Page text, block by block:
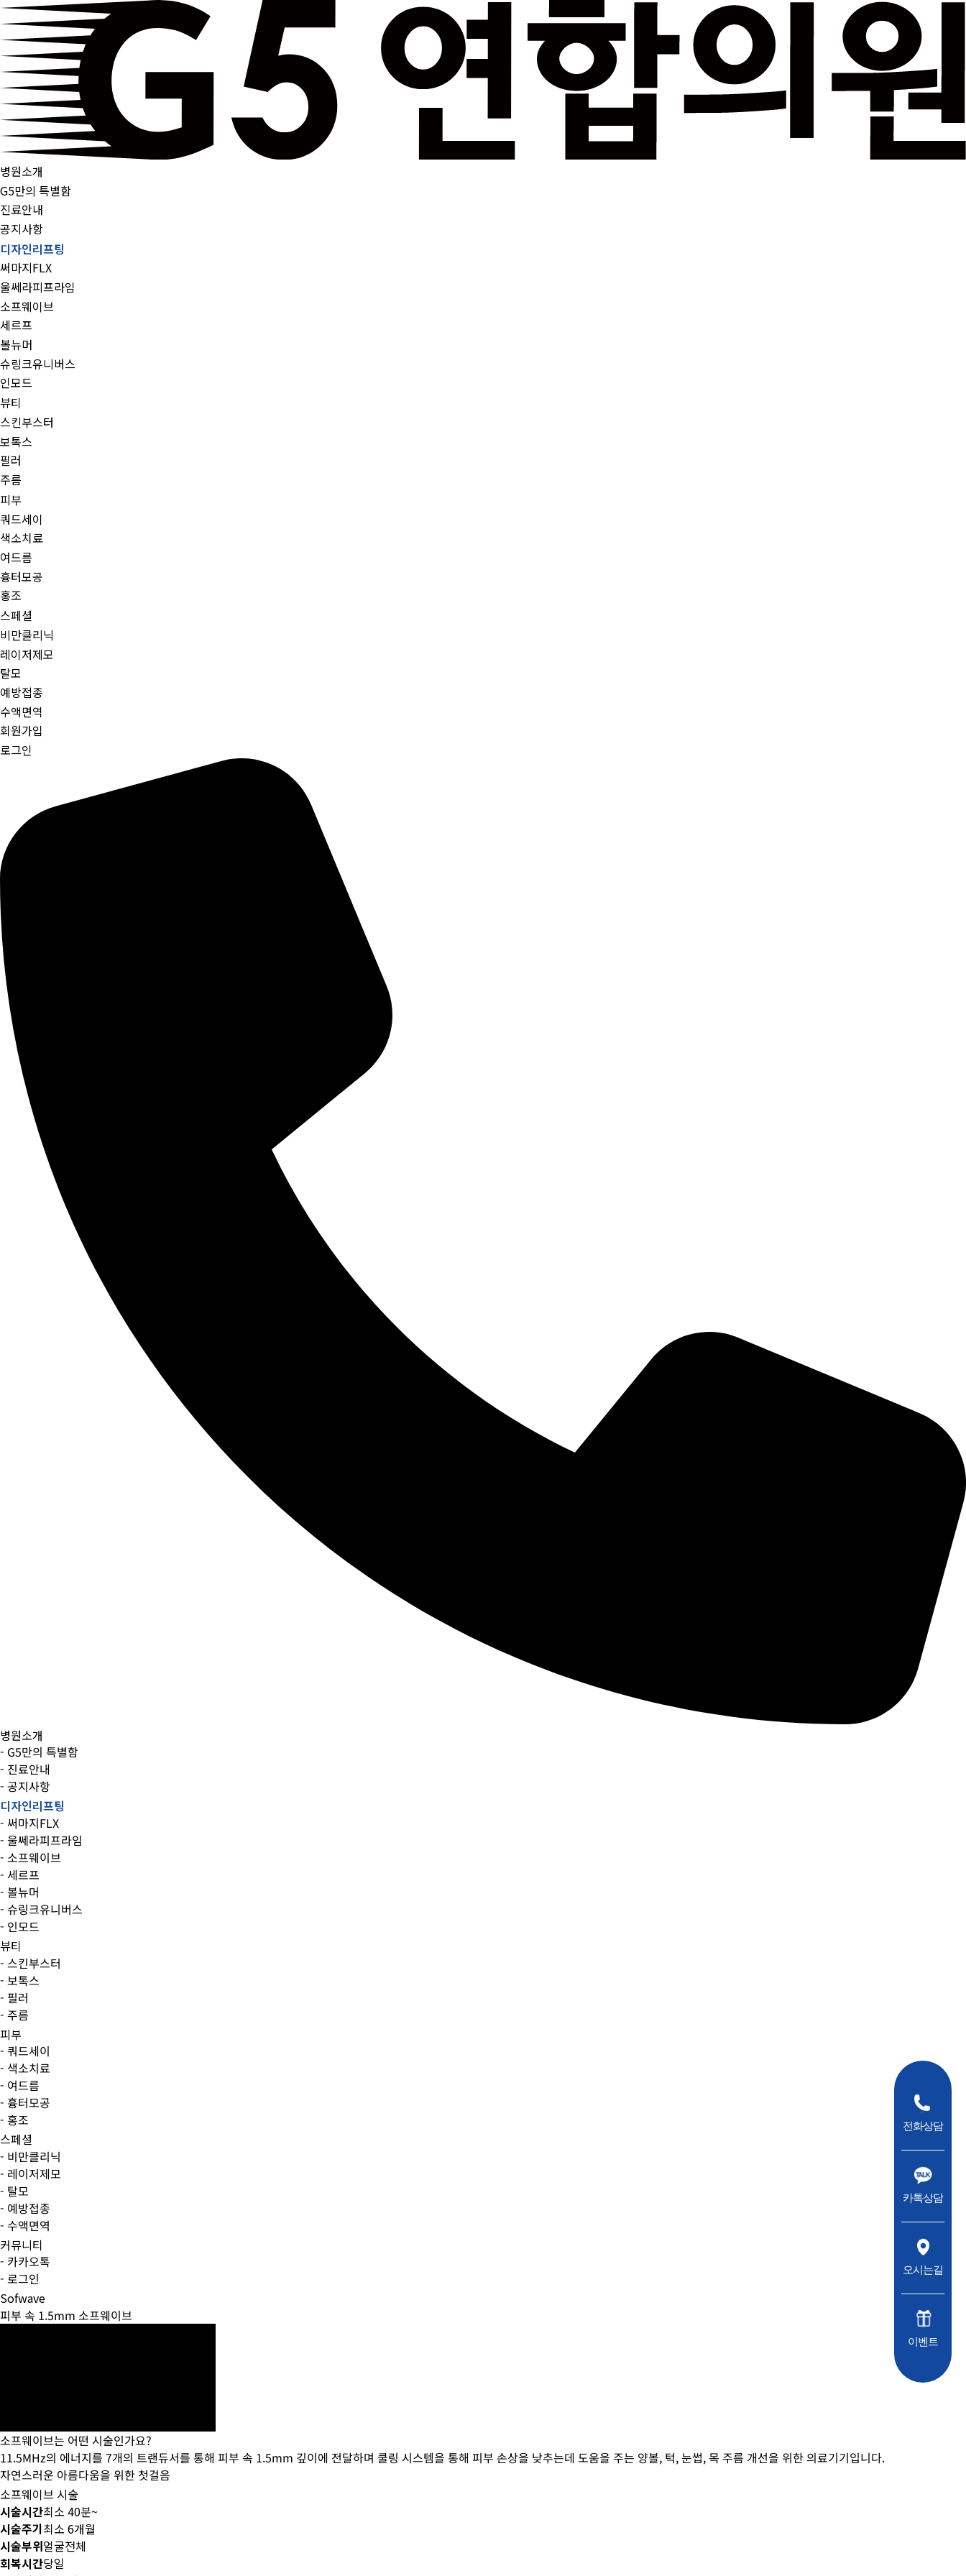
병원소개
G5만의 특별함
진료안내
공지사항
디자인리프팅
써마지FLX
울쎄라피프라임
소프웨이브
세르프
볼뉴머
슈링크유니버스
인모드
뷰티
스킨부스터
보톡스
필러
주름
피부
쿼드세이
색소치료
여드름
흉터모공
홍조
스페셜
비만클리닉
레이저제모
탈모
예방접종
수액면역
회원가입
로그인
병원소개
- G5만의 특별함
- 진료안내
- 공지사항
디자인리프팅
- 써마지FLX
- 울쎄라피프라임
- 소프웨이브
- 세르프
- 볼뉴머
- 슈링크유니버스
- 인모드
뷰티
- 스킨부스터
- 보톡스
- 필러
- 주름
피부
- 쿼드세이
- 색소치료
- 여드름
- 흉터모공
- 홍조
스페셜
- 비만클리닉
- 레이저제모
- 탈모
- 예방접종
- 수액면역
커뮤니티
- 카카오톡
- 로그인
Sofwave
피부 속 1.5mm 소프웨이브
소프웨이브는 어떤 시술인가요?
11.5MHz의 에너지를 7개의 트랜듀서를 통해 피부 속 1.5mm 깊이에 전달하며 쿨링 시스템을 통해 피부 손상을 낮추는데 도움을 주는 양볼, 턱, 눈썹, 목 주름 개선을 위한 의료기기입니다.
자연스러운 아름다움을 위한 첫걸음
소프웨이브 시술
시술시간최소 40분~
시술주기최소 6개월
시술부위얼굴전체
회복시간당일
전화상담
카톡상담
오시는길
이벤트